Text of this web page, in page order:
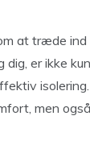
at træde
dig, er ikke
men